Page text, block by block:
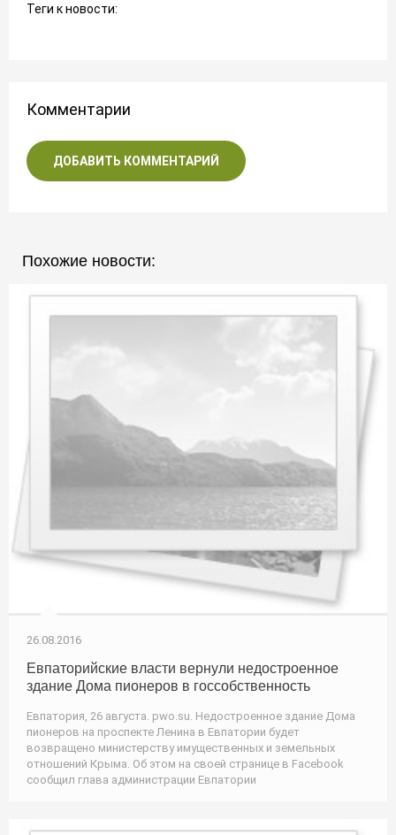
Теги к новости:
Комментарии
ДОБАВИТЬ КОММЕНТАРИЙ
Похожие новости:
26.08.2016
Евпаторийские власти вернули недостроенное
здание Дома пионеров в госсобственность
Евпатория, 26 августа. pwo.su. Недостроенное здание Дома
пионеров на проспекте Ленина в Евпатории будет
возвращено министерству имущественных и земельных
отношений Крыма. Об этом на своей странице в Facebook
сообщил глава администрации Евпатории